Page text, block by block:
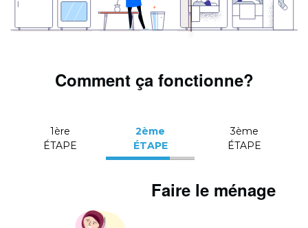
Comment ça fonctionne?
1ère
ÉTAPE
2ème
ÉTAPE
3ème
ÉTAPE
Faire le ménage